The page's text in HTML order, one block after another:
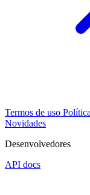
Termos de uso
Novidades
Desenvolvedores
API docs